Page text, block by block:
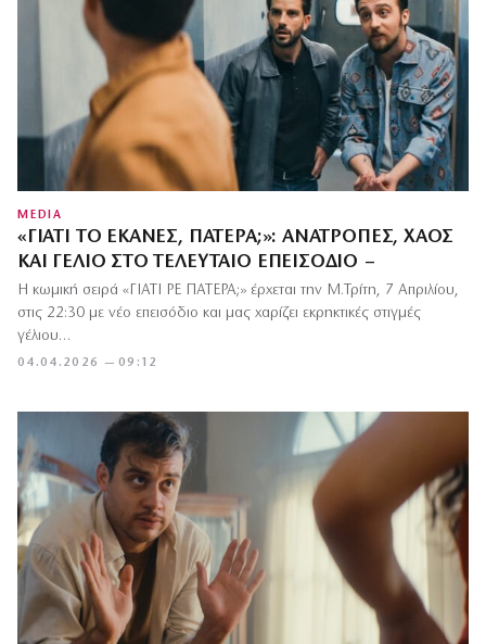
MEDIA
«ΓΙΑΤΊ ΤΟ ΈΚΑΝΕΣ, ΠΑΤΈΡΑ;»: ΑΝΑΤΡΟΠΈΣ, ΧΆΟΣ
ΚΑΙ ΓΈΛΙΟ ΣΤΟ ΤΕΛΕΥΤΑΊΟ ΕΠΕΙΣΌΔΙΟ –
04.04.2026 — 09:12
Η κωμική σειρά «ΓΙΑΤΙ ΡΕ ΠΑΤΕΡΑ;» έρχεται την Μ.Τρίτη, 7 Απριλίου,
στις 22:30 με νέο επεισόδιο και μας χαρίζει εκρηκτικές στιγμές
γέλιου…